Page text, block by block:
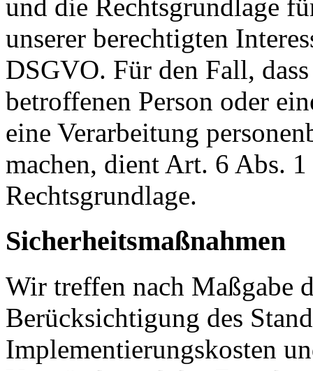
und die Rechtsgrundlage
unserer berechtigten
DSGVO. Für den Fall,
betroffenen Person oder
eine Verarbeitung
machen, dient Art. 6 Abs.
Rechtsgrundlage.
Sicherheitsmaßnahmen
Wir treffen nach Maßgabe
Berücksichtigung des
Implementierungskosten